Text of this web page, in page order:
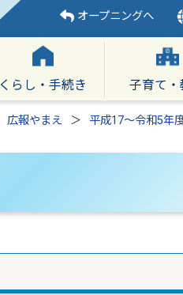
オープニングへ
くらし・手続き 子育て・
広報やまえ 平成17～令和5年